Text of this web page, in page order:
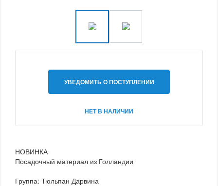
УВЕДОМИТЬ О ПОСТУПЛЕНИИ
НЕТ В НАЛИЧИИ
НОВИНКА
Посадочный материал из Голландии
Группа: Тюльпан Дарвина